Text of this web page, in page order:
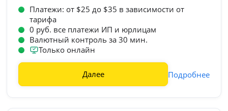
Платежи: от $25 до $35 в зависимости от
тарифа
0 руб. все платежи ИП и юрлицам
Валютный контроль за 30 мин.
Только онлайн
Далее Подробнее